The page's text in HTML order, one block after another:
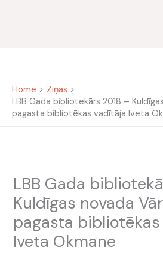
Home
Ziņas
LBB Gada bibliotekārs 2018 –
pagasta bibliotēkas vadītāja Iveta
LBB Gada
Kuldīgas novada
pagasta
Iveta Okmane